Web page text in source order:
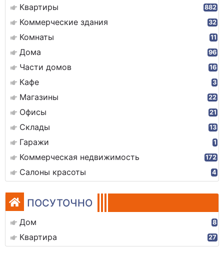
Квартиры 882
Коммерческие здания 32
Комнаты 11
Дома 96
Части домов 16
Кафе 3
Магазины 22
Офисы 21
Склады 13
Гаражи 1
Коммерческая недвижимость 172
Салоны красоты 4
ПОСУТОЧНО
Дом 8
Квартира 27